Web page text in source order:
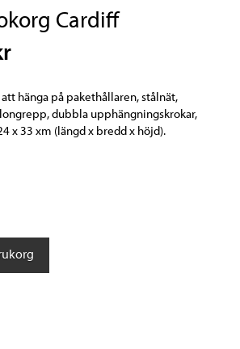
Cardiff
hänga på pakethållaren, stålnät,
dubbla upphängningskrokar,
x 33 xm (längd x bredd x höjd).